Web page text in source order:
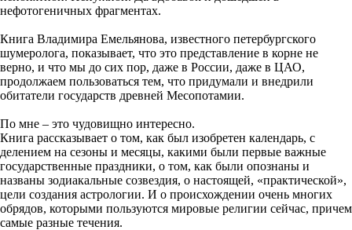
нефотогеничных фрагментах.
Книга Владимира Емельянова, известного петербургского
шумеролога, показывает, что это представление в корне не
верно, и что мы до сих пор, даже в России, даже в ЦАО,
продолжаем пользоваться тем, что придумали и внедрили
обитатели государств древней Месопотамии.
По мне – это чудовищно интересно.
Книга рассказывает о том, как был изобретен календарь, с
делением на сезоны и месяцы, какими были первые важные
государственные праздники, о том, как были опознаны и
названы зодиакальные созвездия, о настоящей, «практической»,
цели создания астрологии. И о происхождении очень многих
обрядов, которыми пользуются мировые религии сейчас, причем
самые разные течения.